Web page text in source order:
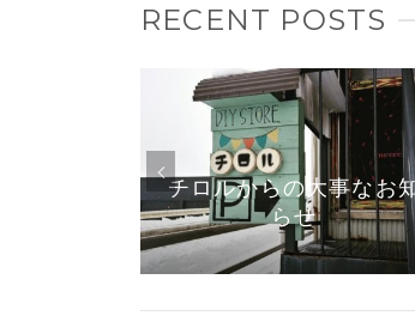
RECENT POSTS
チロルからの大事なお
らせ